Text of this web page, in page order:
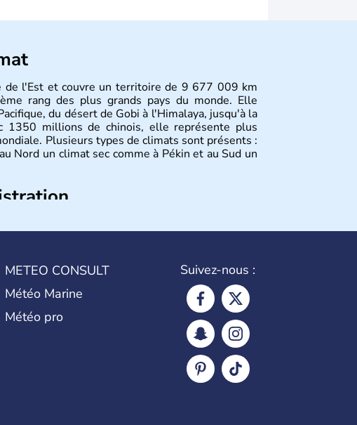
de l'Est et couvre un territoire de 9 677 009 km
rang des plus grands pays du monde. Elle
du désert de Gobi à l'Himalaya, jusqu'à la
1350 millions de chinois, elle représente plus
Plusieurs types de climats sont présents :
Nord un climat sec comme à Pékin et au Sud un
en 1945. Illustre pays en matière
Chine a été la première utilisatrice du papier, de
de la boussole et de la poudre à canon.
METEO CONSULT
Météo Marine
Météo pro
Suivez-nous :